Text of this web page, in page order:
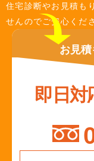
住宅診断やお見積も
せんのでご安心くだ
お見積
即日対